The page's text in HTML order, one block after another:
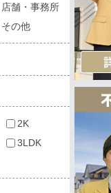
店舗・事務所
その他
2K
3LDK